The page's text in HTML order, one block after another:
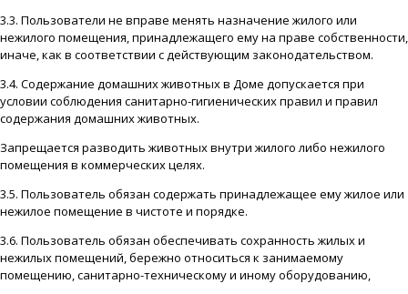
3.3. Пользователи не вправе менять назначение жилого или
нежилого помещения, принадлежащего ему на праве собственности,
иначе, как в соответствии с действующим законодательством.
3.4. Содержание домашних животных в Доме допускается при
условии соблюдения санитарно-гигиенических правил и правил
содержания домашних животных.
Запрещается разводить животных внутри жилого либо нежилого
помещения в коммерческих целях.
3.5. Пользователь обязан содержать принадлежащее ему жилое или
нежилое помещение в чистоте и порядке.
3.6. Пользователь обязан обеспечивать сохранность жилых и
нежилых помещений, бережно относиться к занимаемому
помещению, санитарно-техническому и иному оборудованию,